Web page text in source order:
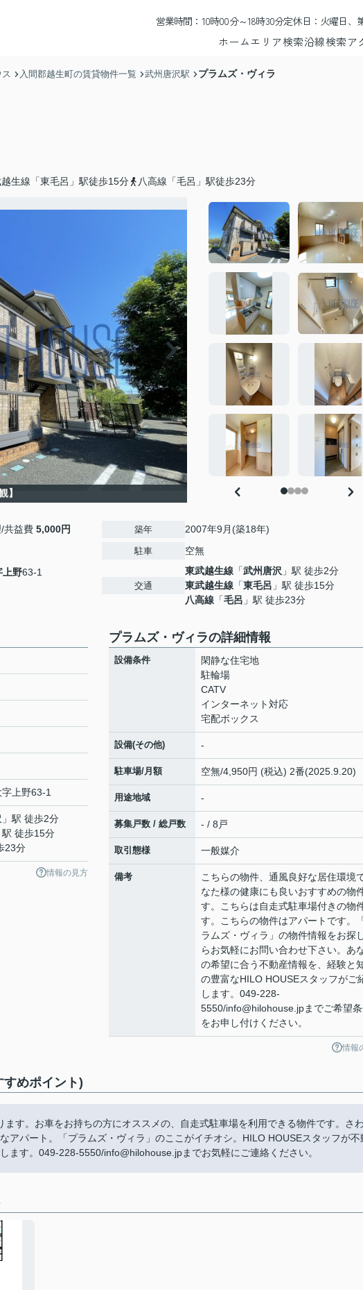
営業時間：10時00分～18時30分定休日：火曜日、
ホームエリア検索沿線検索ア
入間郡越生町の賃貸物件一覧 武州唐沢駅 プラムズ・ヴィラ
生線「東毛呂」駅徒歩15分 八高線「毛呂」駅徒歩23分
】
益費 5,000円
上野63-1
築年 2007年9月(築18年)
駐車 空無
交通
東武越生線 「武州唐沢 」駅 徒歩2分
東武越生線 「東毛呂 」駅 徒歩15分
八高線 「毛呂 」駅 徒歩23分
字上野63-1
」駅 徒歩2分
駅 徒歩15分
23分
情報の見方
プラムズ・ヴィラの詳細情報
設備条件
閑静な住宅地
駐輪場
CATV
インターネット対応
宅配ボックス
設備(その他) -
駐車場/月額 空無/4,950円 (税込) 2番(2025.9.20)
用途地域 -
募集戸数 / 総戸数 - / 8戸
取引態様 一般媒介
備考
こちらの物件、通風良好な居住環境
なた様の健康にも良いおすすめの物
す。こちらは自走式駐車場付きの物
す。こちらの物件はアパートです。
ラムズ・ヴィラ」の物件情報をお探
らお気軽にお問い合わせ下さい。あ
の希望に合う不動産情報を、経験と
の豊富なHILO HOUSEスタッフがご
します。049-228-
5550/info@hilohouse.jpまでご希望
をお申し付けください。
情報
めポイント)
ます。お車をお持ちの方にオススメの、自走式駐車場を利用できる物件です。さ
アパート。「プラムズ・ヴィラ」のここがイチオシ。HILO HOUSEスタッフが不
ます。049-228-5550/info@hilohouse.jpまでお気軽にご連絡ください。